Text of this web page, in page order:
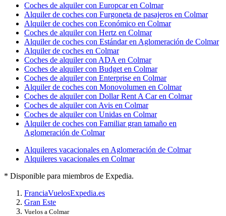
Coches de alquiler con Europcar en Colmar
Alquiler de coches con Furgoneta de pasajeros en Colmar
Alquiler de coches con Económico en Colmar
Coches de alquiler con Hertz en Colmar
Alquiler de coches con Estándar en Aglomeración de Colmar
Alquiler de coches en Colmar
Coches de alquiler con ADA en Colmar
Coches de alquiler con Budget en Colmar
Coches de alquiler con Enterprise en Colmar
Alquiler de coches con Monovolumen en Colmar
Coches de alquiler con Dollar Rent A Car en Colmar
Coches de alquiler con Avis en Colmar
Coches de alquiler con Unidas en Colmar
Alquiler de coches con Familiar gran tamaño en
Aglomeración de Colmar
Alquileres vacacionales en Aglomeración de Colmar
Alquileres vacacionales en Colmar
* Disponible para miembros de Expedia.
FranciaVuelosExpedia.es
Gran Este
Vuelos a Colmar